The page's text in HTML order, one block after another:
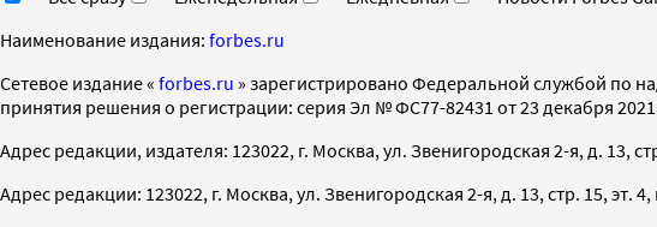
Наименование издания: forbes.ru
Cетевое издание « forbes.ru » зарегистрировано Федеральной службой по
принятия решения о регистрации: серия Эл № ФС77-82431 от 23 декабря 2021
Адрес редакции, издателя: 123022, г. Москва, ул. Звенигородская 2-я, д. 13,
Адрес редакции: 123022, г. Москва, ул. Звенигородская 2-я, д. 13, стр. 15, эт. 4,